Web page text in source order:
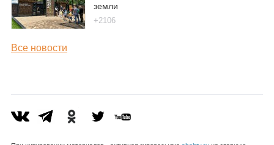
земли
+2106
Все новости